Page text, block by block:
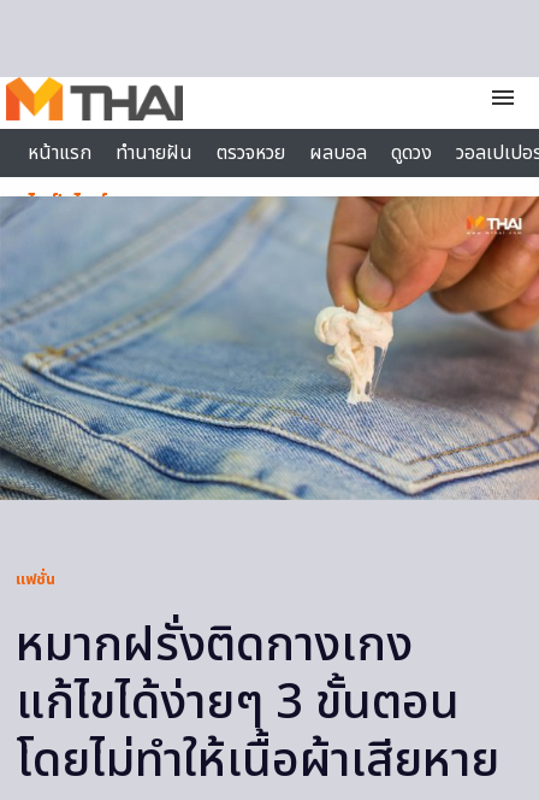
menu
หน้าแรก
ทำนายฝัน ตรวจหวย ผลบอล ดูดวง
วอลเปเป
ไลฟ์สไตล์
แฟชั่น
หมากฝรั่งติดกางเกง
แก้ไขได้ง่ายๆ 3 ขั้นตอน
โดยไม่ทำให้เนื้อผ้าเสียหาย